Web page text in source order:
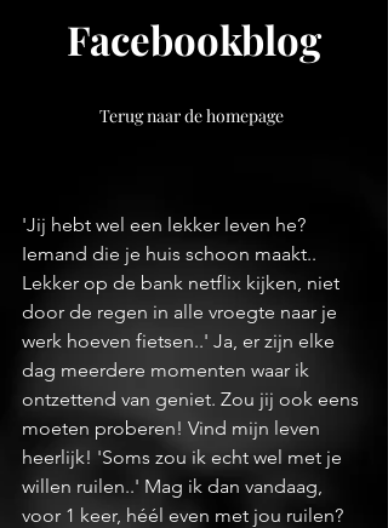
Facebookblog
Terug naar de homepage
'Jij hebt wel een lekker leven he?
Iemand die je huis schoon maakt..
Lekker op de bank netflix kijken, niet
door de regen in alle vroegte naar je
werk hoeven fietsen..' Ja, er zijn elke
dag meerdere momenten waar ik
ontzettend van geniet. Zou jij ook eens
moeten proberen! Vind mijn leven
heerlijk! 'Soms zou ik echt wel met je
willen ruilen..' Mag ik dan vandaag,
voor 1 keer, héél even met jou ruilen?